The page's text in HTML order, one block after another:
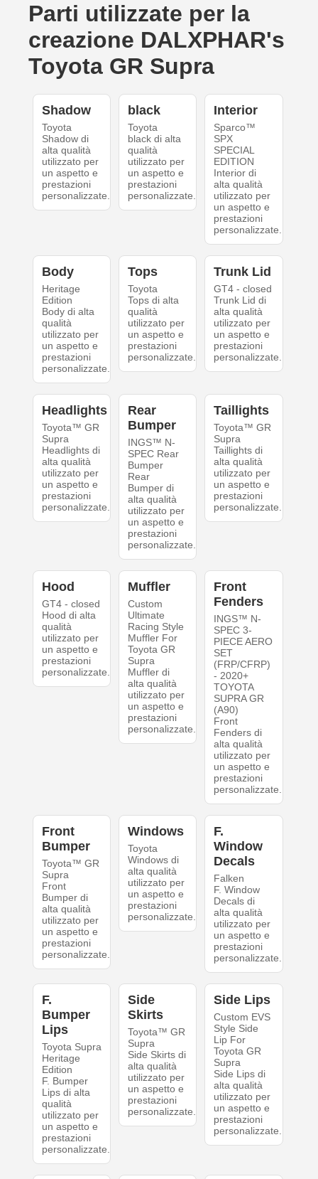
Parti utilizzate per la
creazione DALXPHAR's
Toyota GR Supra
Shadow
Toyota
Shadow di
alta qualità
utilizzato per
un aspetto e
prestazioni
personalizzate.
black
Toyota
black di alta
qualità
utilizzato per
un aspetto e
prestazioni
personalizzate.
Interior
Sparco™
SPX
SPECIAL
EDITION
Interior di
alta qualità
utilizzato per
un aspetto e
prestazioni
personalizzate.
Body
Heritage
Edition
Body di alta
qualità
utilizzato per
un aspetto e
prestazioni
personalizzate.
Tops
Toyota
Tops di alta
qualità
utilizzato per
un aspetto e
prestazioni
personalizzate.
Trunk Lid
GT4 - closed
Trunk Lid di
alta qualità
utilizzato per
un aspetto e
prestazioni
personalizzate.
Headlights
Toyota™ GR
Supra
Headlights di
alta qualità
utilizzato per
un aspetto e
prestazioni
personalizzate.
Rear
Bumper
INGS™ N-
SPEC Rear
Bumper
Rear
Bumper di
alta qualità
utilizzato per
un aspetto e
prestazioni
personalizzate.
Taillights
Toyota™ GR
Supra
Taillights di
alta qualità
utilizzato per
un aspetto e
prestazioni
personalizzate.
Hood
GT4 - closed
Hood di alta
qualità
utilizzato per
un aspetto e
prestazioni
personalizzate.
Muffler
Custom
Ultimate
Racing Style
Muffler For
Toyota GR
Supra
Muffler di
alta qualità
utilizzato per
un aspetto e
prestazioni
personalizzate.
Front
Fenders
INGS™ N-
SPEC 3-
PIECE AERO
SET
(FRP/CFRP)
- 2020+
TOYOTA
SUPRA GR
(A90)
Front
Fenders di
alta qualità
utilizzato per
un aspetto e
prestazioni
personalizzate.
Front
Bumper
Toyota™ GR
Supra
Front
Bumper di
alta qualità
utilizzato per
un aspetto e
prestazioni
personalizzate.
Windows
Toyota
Windows di
alta qualità
utilizzato per
un aspetto e
prestazioni
personalizzate.
F.
Window
Decals
Falken
F. Window
Decals di
alta qualità
utilizzato per
un aspetto e
prestazioni
personalizzate.
F.
Bumper
Lips
Toyota Supra
Heritage
Edition
F. Bumper
Lips di alta
qualità
utilizzato per
un aspetto e
prestazioni
personalizzate.
Side
Skirts
Toyota™ GR
Supra
Side Skirts di
alta qualità
utilizzato per
un aspetto e
prestazioni
personalizzate.
Side Lips
Custom EVS
Style Side
Lip For
Toyota GR
Supra
Side Lips di
alta qualità
utilizzato per
un aspetto e
prestazioni
personalizzate.